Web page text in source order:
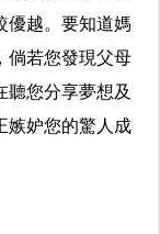
優越。要知道媽
倘若您發現父母
聽您分享夢想及
嫉妒您的驚人成